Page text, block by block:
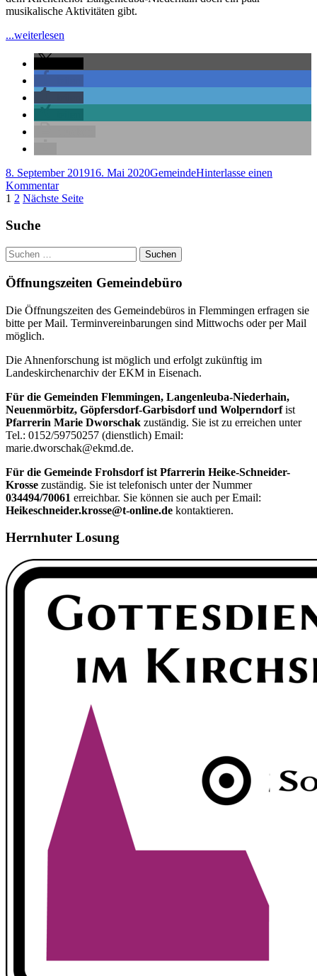
musikalische Aktivitäten gibt.
...weiterlesen
ländlichen
Raum
erklingt
Veröffentlicht
am
8. September 201916. Mai 2020Kategorien
GemeindeHinterlasse einen
Kommentarzu
Auch
erklingt
Gospelmusik
Seitennummerierung
der
Seite
1 Seite
2 Nächste Seite
Haupt-
Seitenleiste
Suche
Suchen
nach:
Öffnungszeiten Gemeindebüro
Die Öffnungszeiten des Gemeindebüros in Flemmingen erfragen sie
bitte per Mail. Terminvereinbarungen sind Mittwochs oder per Mail
möglich.
Die Ahnenforschung ist möglich und erfolgt zukünftig im
Landeskirchenarchiv der EKM in Eisenach.
Für die Gemeinden Flemmingen, Langenleuba-Niederhain,
Neuenmörbitz, Göpfersdorf-Garbisdorf und Wolperndorfist
Pfarrerin Marie Dworschak zuständig. Sie ist zu erreichen unter
Tel.: 0152/59750257 (dienstlich) Email:
marie.dworschak@ekmd.de.
Für die Gemeinde Frohsdorf ist Pfarrerin Heike-Schneider-
Krosse zuständig. Sie ist telefonisch unter der Nummer
034494/70061 erreichbar. Sie können sie auch per Email:
Heikeschneider.krosse@t-online.de kontaktieren.
Herrnhuter Losung